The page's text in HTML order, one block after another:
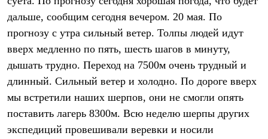
Куртки
Брюки
Термобелье
Теплое термобелье
Среднее термобелье
Легкое термобелье
Лёгкая одежда
Футболки
Толстовки
Брюки
дальше, сообщим сегодня вечером. 20 мая. По
прогнозу с утра сильный ветер. Толпы людей идут
вверх медленно по пять, шесть шагов в минуту,
дышать трудно. Переход на 7500м очень трудный и
длинный. Сильный ветер и холодно. По дороге вверх
мы встретили наших шерпов, они не смогли опять
поставить лагерь 8300м. Всю неделю шерпы других
экспедиций провешивали веревки и носили